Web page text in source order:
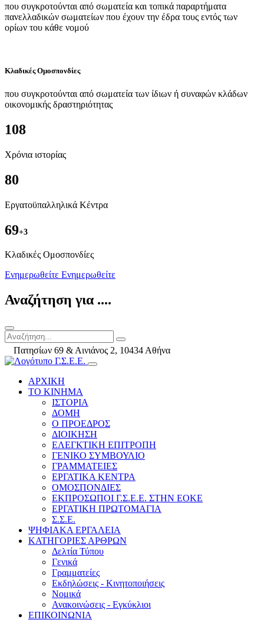
που συγκροτούνται από σωματεία και τοπικά παραρτήματα
πανελλαδικών σωματείων που έχουν την έδρα τους εντός των
ορίων του κάθε νομού
Κλαδικές Ομοσπονδίες
που συγκροτούνται από σωματεία των ίδιων ή συναφών κλάδων
οικονομικής δραστηριότητας
108
Χρόνια ιστορίας
80
Εργατοϋπαλληλικά Κέντρα
69+3
Kλαδικές Ομοσπονδίες
Ενημερωθείτε Ενημερωθείτε
Αναζήτηση για ....
Πατησίων 69 & Αινιάνος 2, 10434 Αθήνα
ΑΡΧΙΚΗ
ΤΟ ΚΙΝΗΜΑ
ΙΣΤΟΡΙΑ
ΔΟΜΗ
Ο ΠΡΟΕΔΡΟΣ
ΔΙΟΙΚΗΣΗ
ΕΛΕΓΚΤΙΚΗ ΕΠΙΤΡΟΠΗ
ΓΕΝΙΚΟ ΣΥΜΒΟΥΛΙΟ
ΓΡΑΜΜΑΤΕΙΕΣ
ΕΡΓΑΤΙΚΑ ΚΕΝΤΡΑ
ΟΜΟΣΠΟΝΔΙΕΣ
ΕΚΠΡΟΣΩΠΟΙ Γ.Σ.Ε.Ε. ΣΤΗΝ ΕΟΚΕ
ΕΡΓΑΤΙΚΗ ΠΡΩΤΟΜΑΓΙΑ
Σ.Σ.Ε.
ΨΗΦΙΑΚΑ ΕΡΓΑΛΕΙΑ
ΚΑΤΗΓΟΡΙΕΣ ΑΡΘΡΩΝ
Δελτία Τύπου
Γενικά
Γραμματείες
Εκδηλώσεις - Κινητοποιήσεις
Νομικά
Ανακοινώσεις - Εγκύκλιοι
ΕΠΙΚΟΙΝΩΝΙΑ